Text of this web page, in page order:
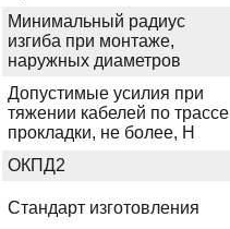
Минимальный радиус
изгиба при монтаже,
наружных диаметров
Допустимые усилия при
тяжении кабелей по трассе
прокладки, не более, Н
ОКПД2
Стандарт изготовления